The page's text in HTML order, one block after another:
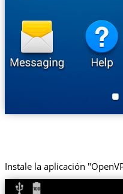
Instale la aplicación